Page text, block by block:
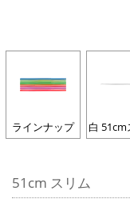
ラインナップ 白 51cm
51cm スリム